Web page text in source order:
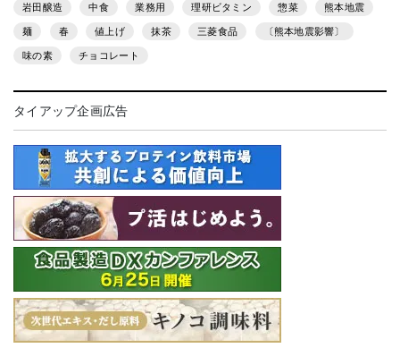
岩田醸造 中食 業務用 理研ビタミン 惣菜 熊本地震
麺 春 値上げ 抹茶 三菱食品 〔熊本地震影響〕
味の素 チョコレート
タイアップ企画広告